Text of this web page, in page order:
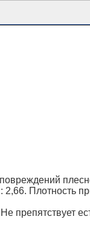
Плотность